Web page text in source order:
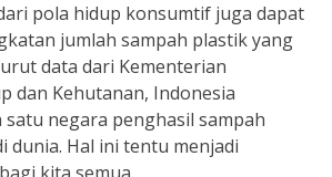
pola hidup konsumtif juga dapat
jumlah sampah plastik yang
data dari Kementerian
dan Kehutanan, Indonesia
negara penghasil sampah
dunia. Hal ini tentu menjadi